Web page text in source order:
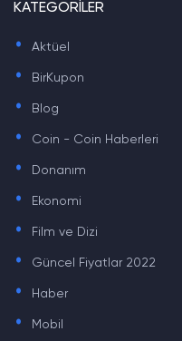
KATEGORİLER
. Aktüel
. BirKupon
. Blog
. Coin - Coin Haberleri
. Donanım
. Ekonomi
. Film ve Dizi
. Güncel Fiyatlar 2022
. Haber
. Mobil